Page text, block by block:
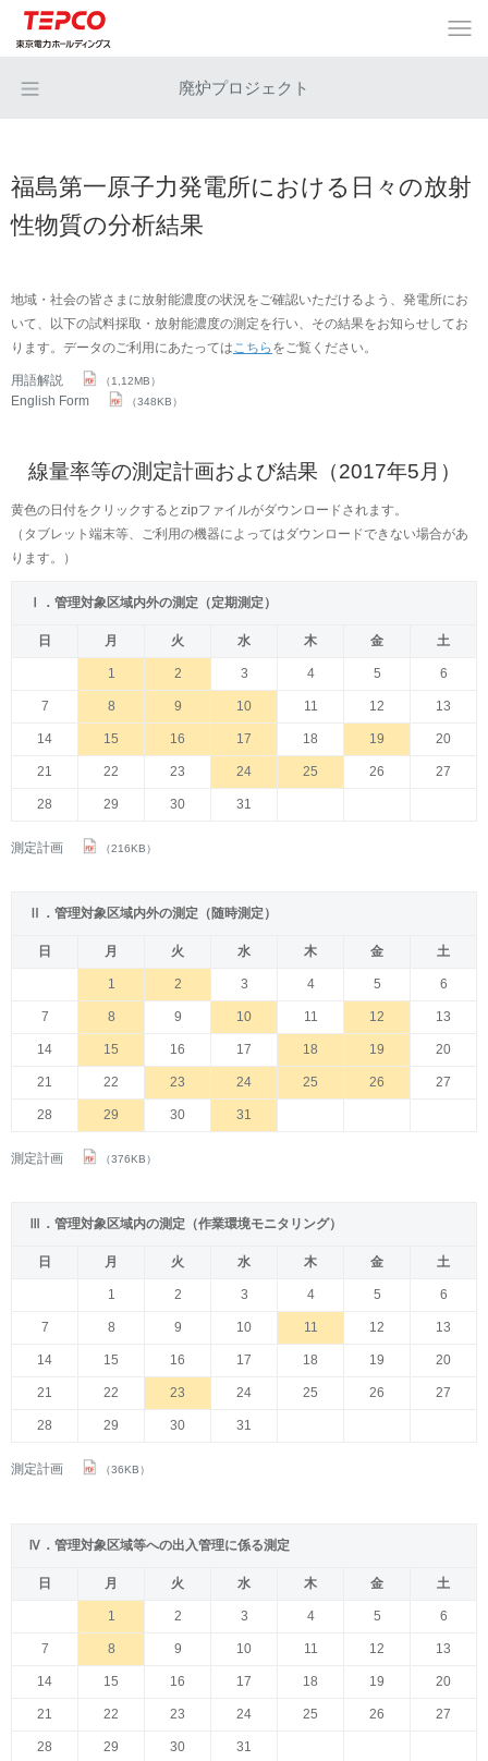
廃炉プロジェクト
福島第一原子力発電所における日々の放射
性物質の分析結果
地域・社会の皆さまに放射能濃度の状況をご確認いただけるよう、発電所にお
いて、以下の試料採取・放射能濃度の測定を行い、その結果をお知らせしてお
ります。データのご利用にあたってはこちら をご覧ください。
用語解説 （1,12MB）
English Form （348KB）
線量率等の測定計画および結果（2017年5月）
黄色の日付をクリックするとzipファイルがダウンロードされます。
（タブレット端末等、ご利用の機器によってはダウンロードできない場合があ
ります。）
Ⅰ．管理対象区域内外の測定（定期測定）
日 月 火 水 木 金 土
1 2 3 4 5 6
7 8 9 10 11 12 13
14 15 16 17 18 19 20
21 22 23 24 25 26 27
28 29 30 31
測定計画 （216KB）
Ⅱ．管理対象区域内外の測定（随時測定）
日 月 火 水 木 金 土
1 2 3 4 5 6
7 8 9 10 11 12 13
14 15 16 17 18 19 20
21 22 23 24 25 26 27
28 29 30 31
測定計画 （376KB）
Ⅲ．管理対象区域内の測定（作業環境モニタリング）
日 月 火 水 木 金 土
1 2 3 4 5 6
7 8 9 10 11 12 13
14 15 16 17 18 19 20
21 22 23 24 25 26 27
28 29 30 31
測定計画 （36KB）
Ⅳ．管理対象区域等への出入管理に係る測定
日 月 火 水 木 金 土
1 2 3 4 5 6
7 8 9 10 11 12 13
14 15 16 17 18 19 20
21 22 23 24 25 26 27
28 29 30 31